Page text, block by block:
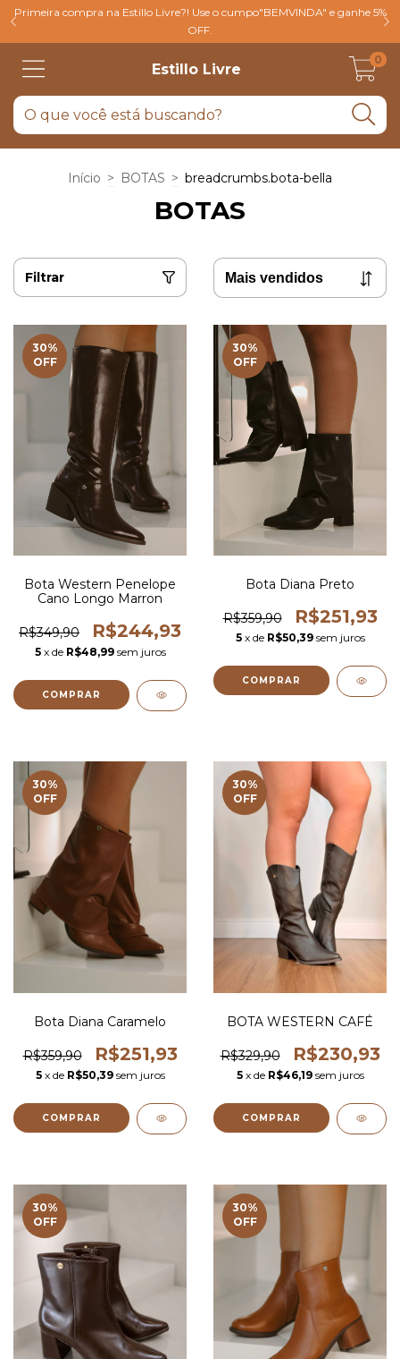
Primeira compra na Estillo Livre?! Use o cumpo"BEMVINDA" e ganhe 5%
OFF.
Estillo Livre
0
Início > BOTAS > breadcrumbs.bota-bella
BOTAS
Filtrar
30%
OFF
Bota Western Penelope
Cano Longo Marron
R$349,90 R$244,93
5 x de R$48,99 sem juros
COMPRAR
30%
OFF
Bota Diana Preto
R$359,90 R$251,93
5 x de R$50,39 sem juros
COMPRAR
30%
OFF
Bota Diana Caramelo
R$359,90 R$251,93
5 x de R$50,39 sem juros
COMPRAR
30%
OFF
BOTA WESTERN CAFÉ
R$329,90 R$230,93
5 x de R$46,19 sem juros
COMPRAR
30%
OFF
30%
OFF